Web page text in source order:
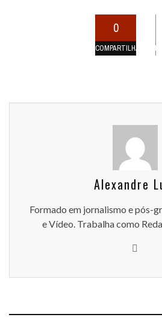
0
COMPARTILHAMENTOS
Alexandre
Formado em jornalismo e pós-
e Vídeo. Trabalha como